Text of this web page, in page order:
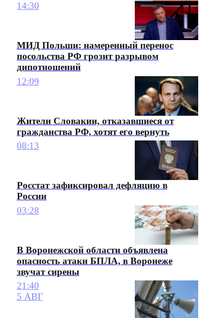
14:30
МИД Польши: намеренный перенос
посольства РФ грозит разрывом
дипотношений
12:09
Жители Словакии, отказавшиеся от
гражданства РФ, хотят его вернуть
08:13
Росстат зафиксировал дефляцию в
России
03:28
В Воронежской области объявлена
опасность атаки БПЛА, в Воронеже
звучат сирены
21:40
5 АВГ